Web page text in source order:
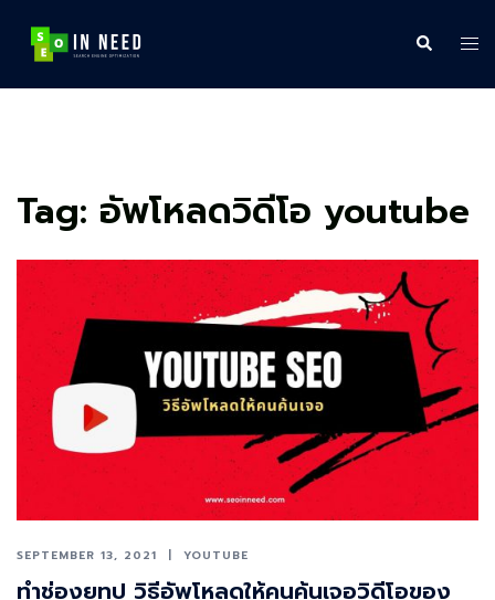
content
Search
Tag: อัพโหลดวิดีโอ youtube
SEPTEMBER 13, 2021 YOUTUBE
ทําช่องยูทูป วิธีอัพโหลดให้คนค้นเจอวิดีโอของ